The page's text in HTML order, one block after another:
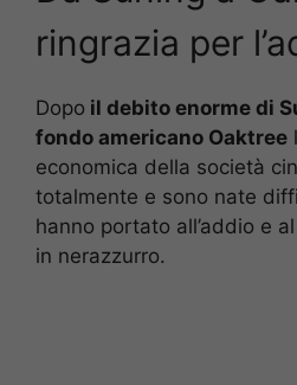
ringrazia per
Dopo il debito enorme di
fondo americano Oaktree
economica della società
totalmente e sono nate
hanno portato all’addio e
in nerazzurro.